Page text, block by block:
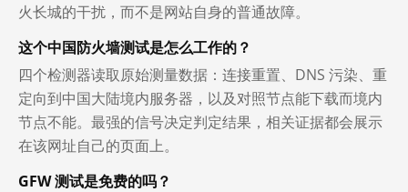
火长城的干扰，而不是网站自身的普通故障。
这个中国防火墙测试是怎么工作的？
四个检测器读取原始测量数据：连接重置、DNS 污染、重
定向到中国大陆境内服务器，以及对照节点能下载而境内
节点不能。最强的信号决定判定结果，相关证据都会展示
在该网址自己的页面上。
GFW 测试是免费的吗？